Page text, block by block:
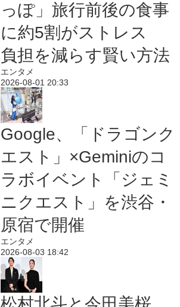
っぽ」旅行前後の食事
に約5割がストレス
負担を減らす賢い方法
エンタメ
2026-08-01 20:33
Google、「ドラゴンク
エスト」×Geminiのコ
ラボイベント「ジェミ
ニクエスト」を渋谷・
原宿で開催
エンタメ
2026-08-03 18:42